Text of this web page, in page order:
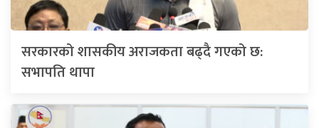
सरकारको शासकीय अराजकता बढ्दै गएको छ:
सभापति थापा